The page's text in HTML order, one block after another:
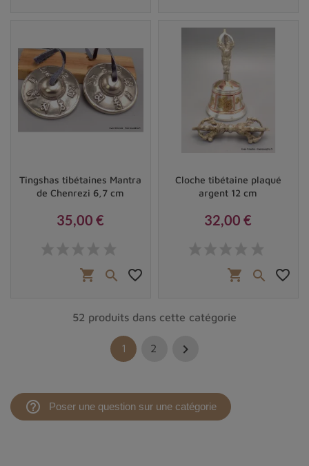
Tingshas tibétaines Mantra
de Chenrezi 6,7 cm
35,00 €
shopping_cart  favorite_border
Cloche tibétaine plaqué
argent 12 cm
32,00 €
shopping_cart  favorite_border
52 produits dans cette catégorie
1 2 
help_outline Poser une question sur une catégorie